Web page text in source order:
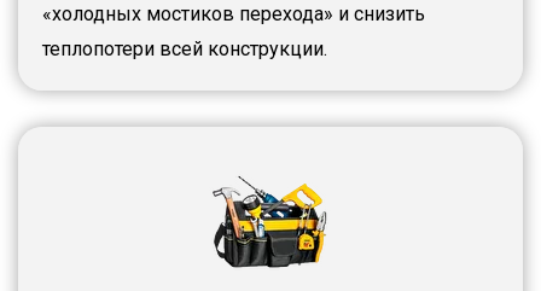
«холодных мостиков перехода» и снизить
теплопотери всей конструкции.